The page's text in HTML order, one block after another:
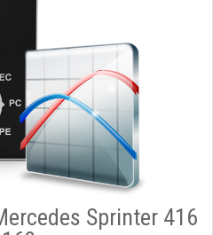
Sprinter 416